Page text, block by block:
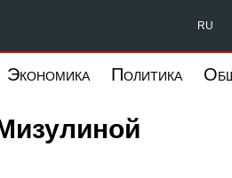
RU
Экономика Политика